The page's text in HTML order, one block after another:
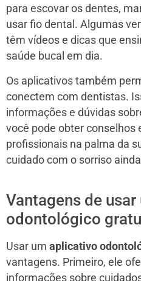
para escovar os dentes,
usar fio dental. Algumas
têm vídeos e dicas que
saúde bucal em dia.
Os aplicativos também
conectem com dentistas.
informações e dúvidas
você pode obter conselhos
profissionais na palma da
cuidado com o sorriso
Vantagens de
odontológico
Usar um aplicativo
vantagens. Primeiro, ele
informações sobre